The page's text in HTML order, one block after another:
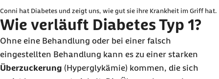
Ich bin damit einverstanden, dass personenbezogene
Daten an Drittplattform übermittelt werden. Mehr dazu
in unserer Datenschutzerklärung.
Conni hat Diabetes und zeigt uns, wie gut sie ihre Krankheit im Griff hat.
Wie verläuft Diabetes Typ 1?
Ohne eine Behandlung oder bei einer falsch
eingestellten Behandlung kann es zu einer starken
Überzuckerung (Hyperglykämie) kommen, die sich